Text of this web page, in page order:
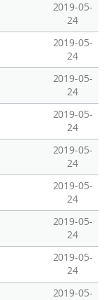
2019-05-
24
2019-05-
24
2019-05-
24
2019-05-
24
2019-05-
24
2019-05-
24
2019-05-
24
2019-05-
24
2019-05-